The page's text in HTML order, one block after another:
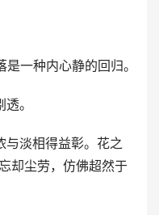
一种内心静的回归。
。
与淡相得益彰。花之
却尘劳，仿佛超然于